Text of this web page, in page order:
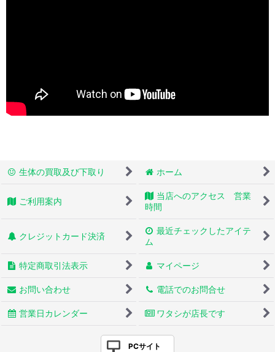
生体の買取及び下取り ホーム
ご利用案内
当店へのアクセス 営業
時間
クレジットカード決済
最近チェックしたアイテ
ム
特定商取引法表示 マイページ
お問い合わせ 電話でのお問合せ
営業日カレンダー ワタシが店長です
PCサイト